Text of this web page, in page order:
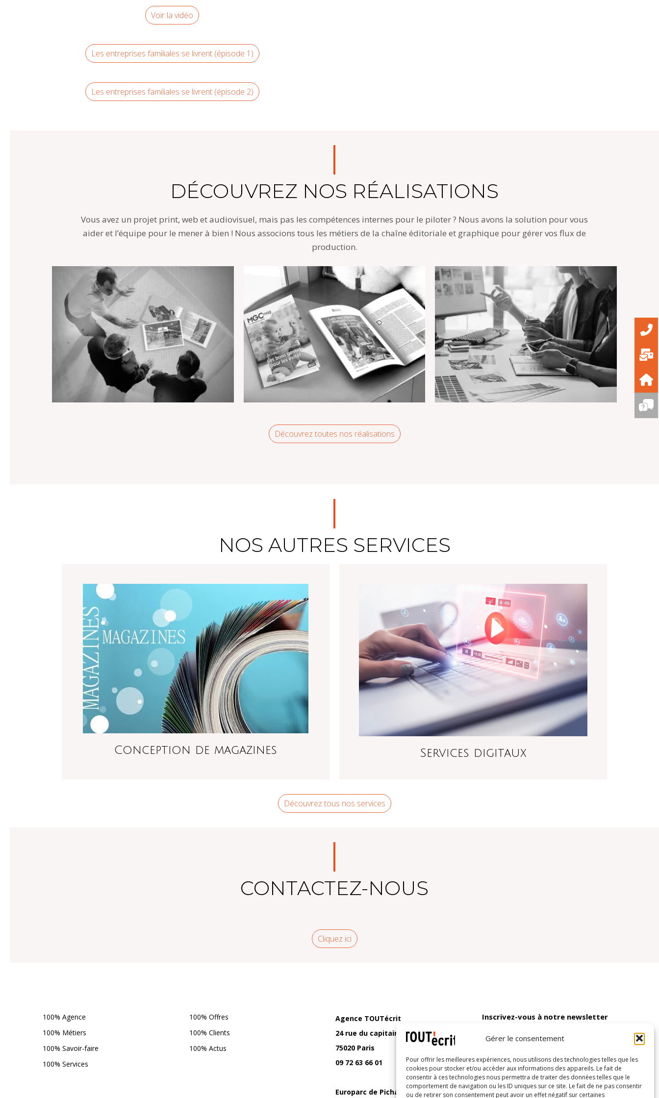
Gérer le consentement
Pour offrir les meilleures expériences, nous utilisons des technologies telles que les
cookies pour stocker et/ou accéder aux informations des appareils. Le fait de
consentir à ces technologies nous permettra de traiter des données telles que le
comportement de navigation ou les ID uniques sur ce site. Le fait de ne pas consentir
ou de retirer son consentement peut avoir un effet négatif sur certaines
Voir la vidéo
Les entreprises familiales se livrent (épisode 1)
Les entreprises familiales se livrent (épisode 2)
DÉCOUVREZ NOS RÉALISATIONS
Vous avez un projet print, web et audiovisuel, mais pas les compétences internes pour le piloter ? Nous avons la solution pour vous
aider et l’équipe pour le mener à bien ! Nous associons tous les métiers de la chaîne éditoriale et graphique pour gérer vos flux de
production.
MGC – MGC Mag n°36
Découvrez toutes nos réalisations
NOS AUTRES SERVICES
Conception de magazines Services digitaux
Découvrez tous nos services
CONTACTEZ-NOUS
Cliquez ici
100% Agence
100% Métiers
100% Savoir-faire
100% Services
100% Offres
100% Clients
100% Actus
Agence TOUTécrit
24 rue du capitaine Ferber
75020 Paris
09 72 63 66 01
Europarc de Pichaury
Inscrivez-vous à notre newsletter